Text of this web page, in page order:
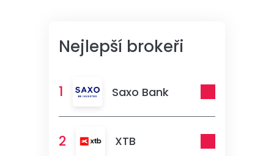
Nejlepší brokeři
1 Saxo Bank
2 XTB